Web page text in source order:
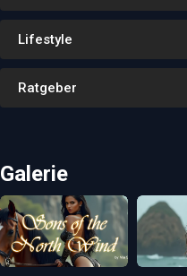
Lifestyle
Ratgeber
Galerie